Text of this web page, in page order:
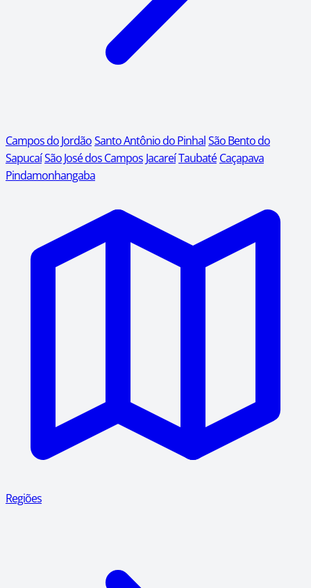
Campos do JordãoSanto Antônio do PinhalSão Bento do
SapucaíSão José dos Campos JacareíTaubaté Caçapava
Pindamonhangaba
Regiões